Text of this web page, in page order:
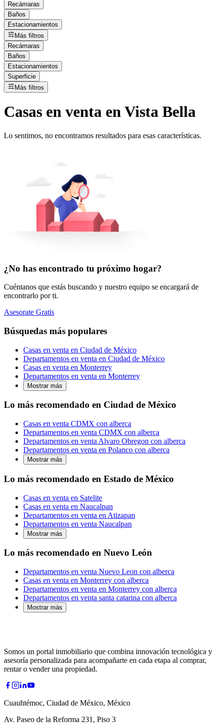
Recámaras
Baños
Estacionamientos
Más filtros
Recámaras
Baños
Estacionamientos
Superficie
Más filtros
Casas en venta en Vista Bella
Lo sentimos, no encontramos resultados para esas características.
¿No has encontrado tu próximo hogar?
Cuéntanos que estás buscando y nuestro equipo se encargará de
encontrarlo por ti.
Asesorate Gratis
Búsquedas más populares
Casas en venta en Ciudad de México
Departamentos en venta en Ciudad de México
Casas en venta en Monterrey
Departamentos en venta en Monterrey
Mostrar más
Lo más recomendado en Ciudad de México
Casas en venta CDMX con alberca
Departamentos en venta CDMX con alberca
Departamentos en venta Alvaro Obregon con alberca
Departamentos en venta en Polanco con alberca
Mostrar más
Lo más recomendado en Estado de México
Casas en venta en Satelite
Casas en venta en Naucalpan
Departamentos en venta en Atizapan
Departamentos en venta Naucalpan
Mostrar más
Lo más recomendado en Nuevo León
Departamentos en venta Nuevo Leon con alberca
Casas en venta en Monterrey con alberca
Departamentos en venta en Monterrey con alberca
Departamentos en venta santa catarina con alberca
Mostrar más
Somos un portal inmobiliario que combina innovación tecnológica y
asesoría personalizada para acompañarte en cada etapa al comprar,
rentar o vender una propiedad.
Cuauhtémoc, Ciudad de México, México
Av. Paseo de la Reforma 231, Piso 3